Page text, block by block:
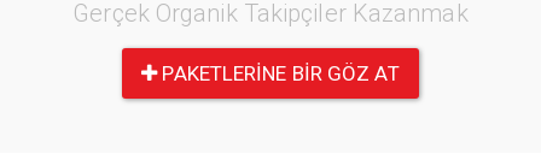
Gerçek Organik Takipçiler Kazanmak
PAKETLERINE BIR GÖZ AT